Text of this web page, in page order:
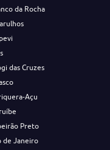
da Rocha
das Cruzes
Açu
Preto
de Janeiro